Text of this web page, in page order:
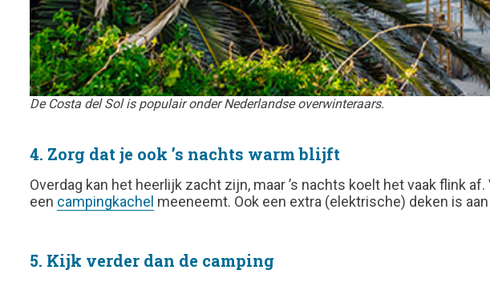
De Costa del Sol is populair onder Nederlandse overwinteraars.
4. Zorg dat je ook ’s nachts warm blijft
Overdag kan het heerlijk zacht zijn, maar ’s nachts koelt het vaak flink
een campingkachel meeneemt. Ook een extra (elektrische) deken is
5. Kijk verder dan de camping